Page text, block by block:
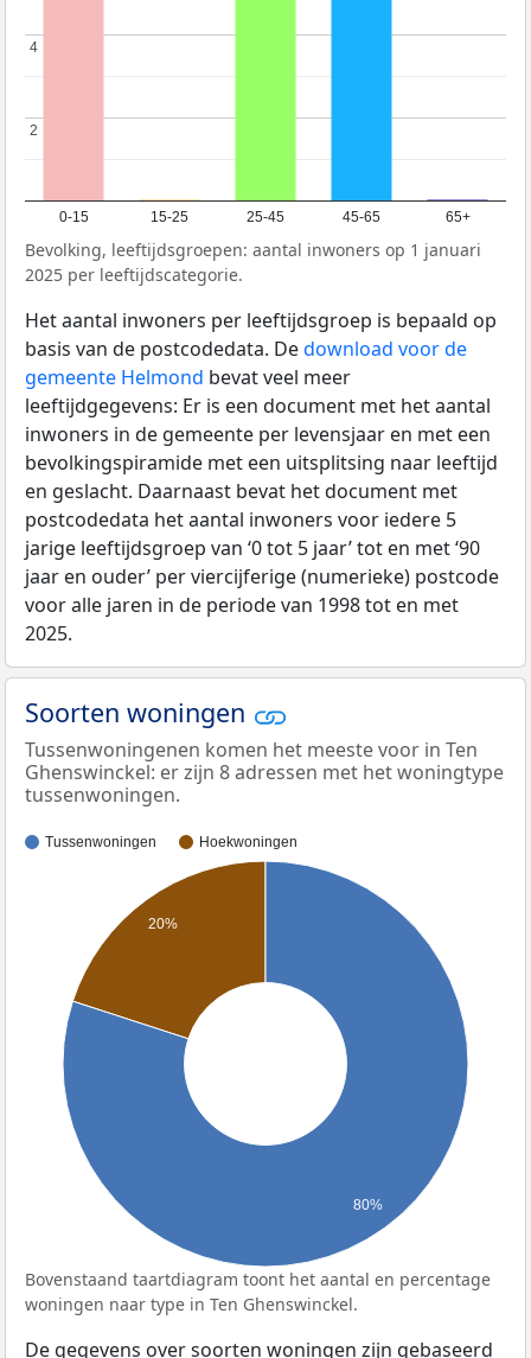
0-15 15-25 25-45 45-65 65+
2
2
4
4
Bevolking, leeftijdsgroepen: aantal inwoners op 1 januari
2025 per leeftijdscategorie.
Het aantal inwoners per leeftijdsgroep is bepaald op
basis van de postcodedata. Dedownload voor de
gemeente Helmond bevat veel meer
leeftijdgegevens: Er is een document met het aantal
inwoners in de gemeente per levensjaar en met een
bevolkingspiramide met een uitsplitsing naar leeftijd
en geslacht. Daarnaast bevat het document met
postcodedata het aantal inwoners voor iedere 5
jarige leeftijdsgroep van ‘0 tot 5 jaar’ tot en met ‘90
jaar en ouder’ per viercijferige (numerieke) postcode
voor alle jaren in de periode van 1998 tot en met
2025.
Soorten woningen
Tussenwoningenen komen het meeste voor in Ten
Ghenswinckel: er zijn 8 adressen met het woningtype
tussenwoningen.
Tussenwoningen Hoekwoningen
20%
80%
Bovenstaand taartdiagram toont het aantal en percentage
woningen naar type in Ten Ghenswinckel.
De gegevens over soorten woningen zijn gebaseerd